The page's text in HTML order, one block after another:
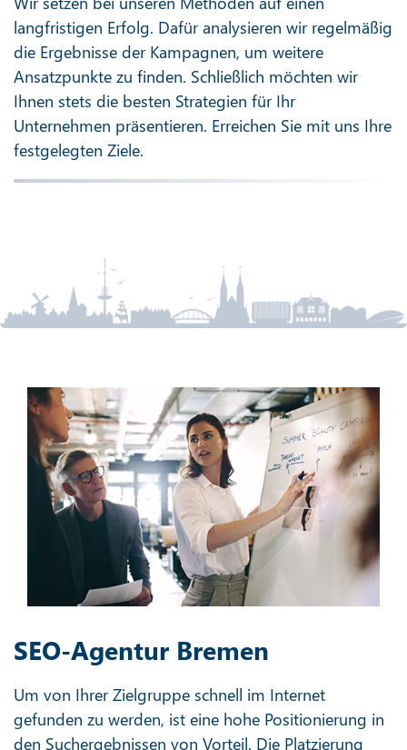
langfristigen Erfolg. Dafür analysieren wir regelmäßig
die Ergebnisse der Kampagnen, um weitere
Ansatzpunkte zu finden. Schließlich möchten wir
Ihnen stets die besten Strategien für Ihr
Unternehmen präsentieren. Erreichen Sie mit uns Ihre
festgelegten Ziele.
SEO-Agentur Bremen
Um von Ihrer Zielgruppe schnell im Internet
gefunden zu werden, ist eine hohe Positionierung in
den Suchergebnissen von Vorteil. Die Platzierung